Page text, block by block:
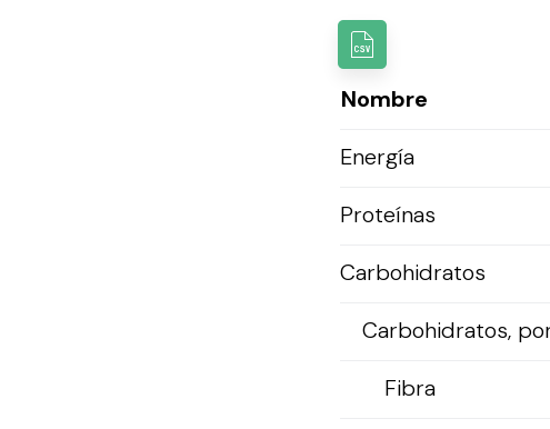
Nombre
Energía
Proteínas
Carbohidratos
Carbohidratos,
Fibra